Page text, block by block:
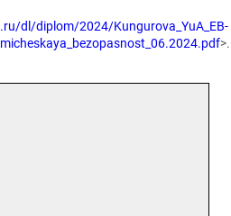
dl/diplom/2024/Kungurova_YuA_EB-
>.